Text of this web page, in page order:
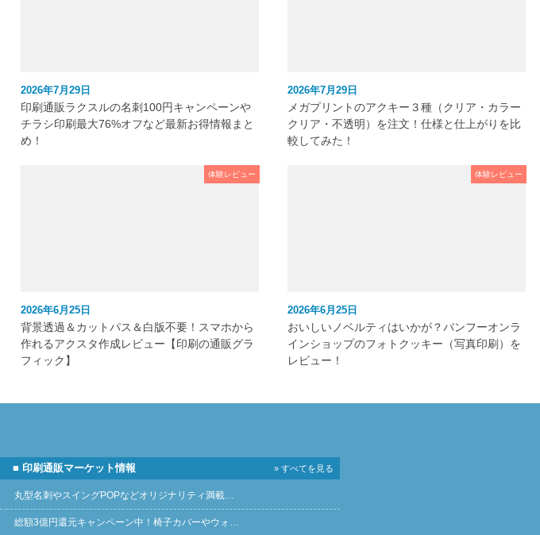
2026年7月29日
印刷通販ラクスルの名刺100円キャンペーンや
チラシ印刷最大76%オフなど最新お得情報まと
め！
2026年7月29日
メガプリントのアクキー３種（クリア・カラー
クリア・不透明）を注文！仕様と仕上がりを比
較してみた！
体験レビュー
2026年6月25日
背景透過＆カットパス＆白版不要！スマホから
作れるアクスタ作成レビュー【印刷の通販グラ
フィック】
体験レビュー
2026年6月25日
おいしいノベルティはいかが？バンフーオンラ
インショップのフォトクッキー（写真印刷）を
レビュー！
■ 印刷通販マーケット情報 » すべてを見る
丸型名刺やスイングPOPなどオリジナリティ満載…
総額3億円還元キャンペーン中！椅子カバーやウォ…